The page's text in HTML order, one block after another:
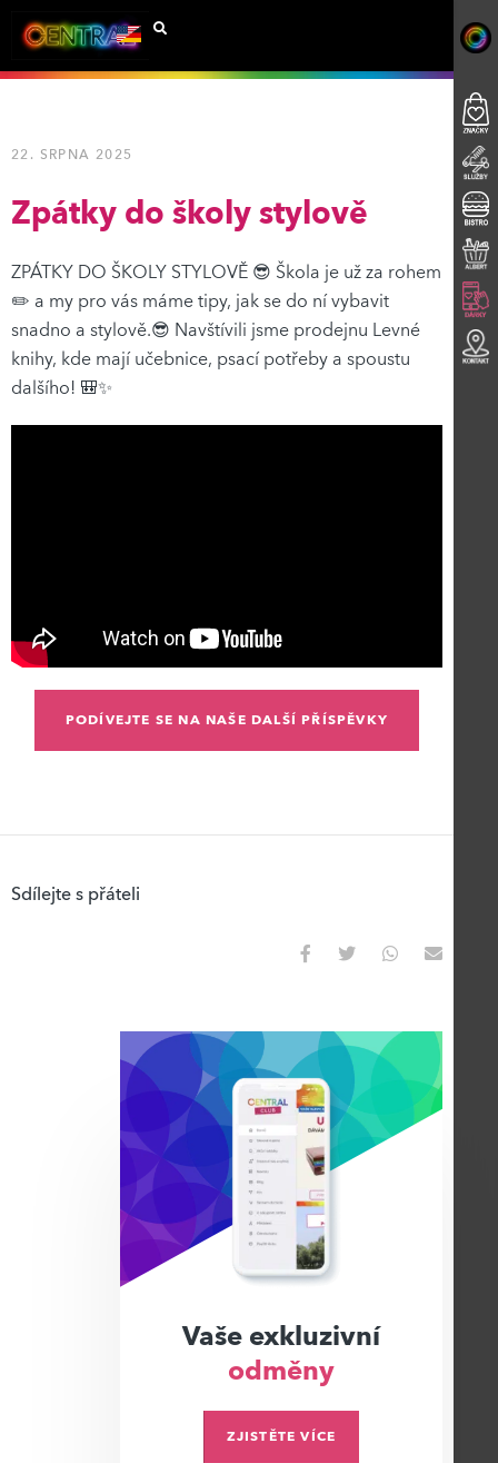
22. SRPNA 2025
Zpátky do školy stylově
ZPÁTKY DO ŠKOLY STYLOVĚ 😎 Škola je už za rohem
✏️ a my pro vás máme tipy, jak se do ní vybavit
snadno a stylově.😎 Navštívili jsme prodejnu Levné
knihy, kde mají učebnice, psací potřeby a spoustu
dalšího! 🎒✨
PODÍVEJTE SE NA NAŠE DALŠÍ PŘÍSPĚVKY
Sdílejte s přáteli
Vaše exkluzivní
odměny
ZJISTĚTE VÍCE